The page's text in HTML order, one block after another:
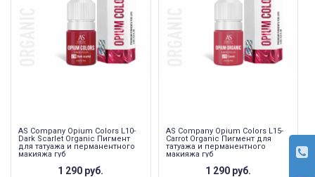
AS Company Opium Colors L10-
Dark Scarlet Organic Пигмент
для татуажа и перманентного
макияжа губ
1 290 руб.
AS Company Opium Colors L15-
Carrot Organic Пигмент для
татуажа и перманентного
макияжа губ
1 290 руб.